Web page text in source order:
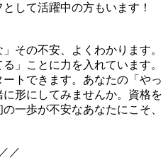
して活躍中の方もいます！
その不安、よくわかります。
」ことに力を入れています。
トできます。あなたの「やっ
形にしてみませんか。資格を
一歩が不安なあなたにこそ、
／